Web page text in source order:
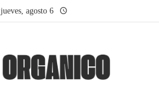
jueves, agosto 6